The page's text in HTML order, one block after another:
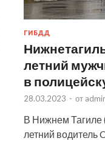
ГИБДД
летний
в
28.03.2023 - от
В Нижнем Тагиле
летний водитель